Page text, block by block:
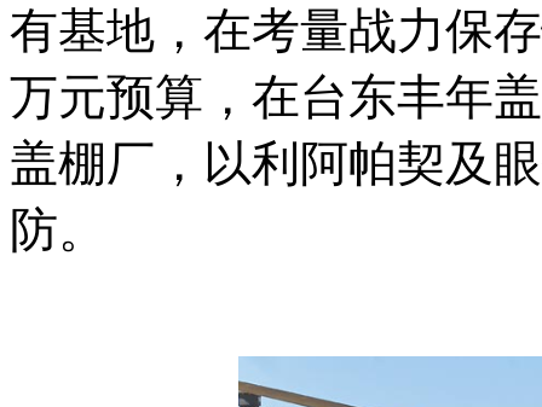
有基地，在考量战力保
万元预算，在台东丰年
盖棚厂，以利阿帕契及
防。